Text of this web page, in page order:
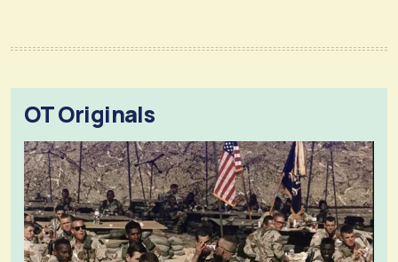
OT Originals